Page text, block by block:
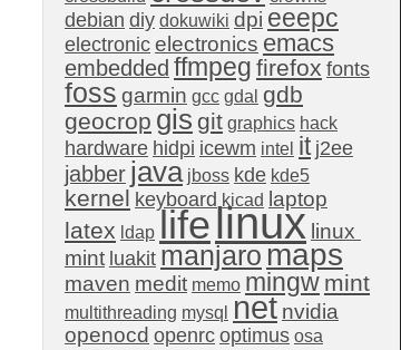
debian diy dokuwiki dpi eeepc
electronic electronics emacs
embedded ffmpeg firefox fonts
foss garmin gcc gdal gdb
geocrop gis git graphics hack
hardware hidpi icewm intel it j2ee
jabber java jboss kde kde5
kernel keyboard kicad laptop
latex ldap lifelinux linux
mint luakit manjaromaps
maven medit memo mingw mint
multithreading mysql net nvidia
openocd openrc optimus osa